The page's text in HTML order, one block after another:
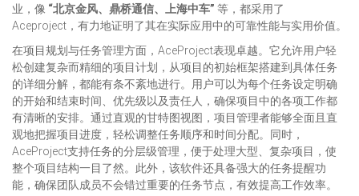
业，像 “北京金风、鼎桥通信、上海中车” 等，都采用了
Aceproject，有力地证明了其在实际应用中的可靠性能与实用价值。
在项目规划与任务管理方面，AceProject表现卓越。它允许用户轻
松创建复杂而精细的项目计划，从项目的初始框架搭建到具体任务
的详细分解，都能有条不紊地进行。用户可以为每个任务设定明确
的开始和结束时间、优先级以及责任人，确保项目中的各项工作都
有清晰的安排。通过直观的甘特图视图，项目管理者能够全面且直
观地把握项目进度，轻松调整任务顺序和时间分配。同时，
AceProject支持任务的分层级管理，便于处理大型、复杂项目，使
整个项目结构一目了然。此外，该软件还具备强大的任务提醒功
能，确保团队成员不会错过重要的任务节点，有效提高工作效率。